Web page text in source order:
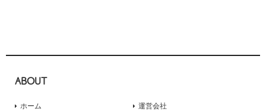
ABOUT
ホーム
運営会社